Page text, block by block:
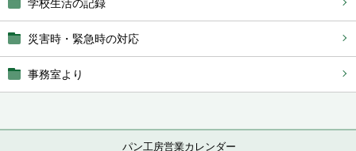
学校生活の記録
災害時・緊急時の対応
事務室より
パン工房営業カレンダー